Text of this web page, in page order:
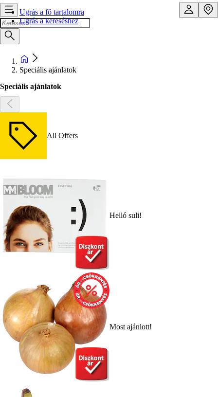
Ugrás a fő tartalomra
Ugrás a kereséshez
Speciális ajánlatok
Speciális ajánlatok
All Offers
Helló suli!
Most ajánlott!